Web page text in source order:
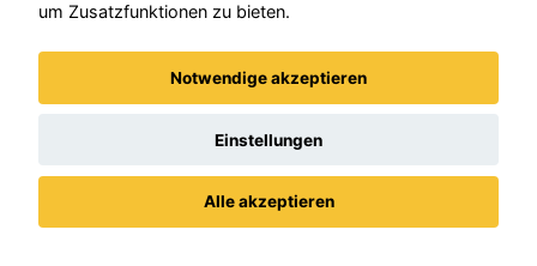
um Zusatzfunktionen zu bieten.
Notwendige akzeptieren
Einstellungen
Alle akzeptieren